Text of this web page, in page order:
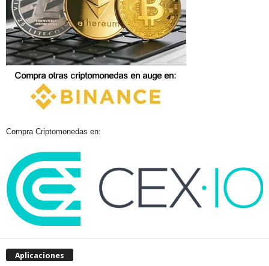
Compra Criptomonedas en:
Aplicaciones